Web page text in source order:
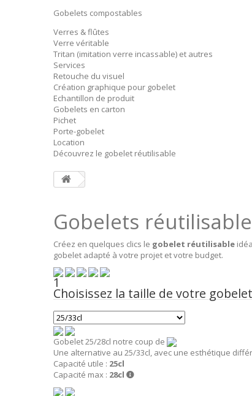
Gobelets compostables
Verres & flûtes
Verre véritable
Tritan (imitation verre incassable) et autres
Services
Retouche du visuel
Création graphique pour gobelet
Echantillon de produit
Gobelets en carton
Pichet
Porte-gobelet
Location
Découvrez le gobelet réutilisable
Gobelets
Créez en quelques clics le gobelet réutilisable
gobelet adapté à votre projet et votre budget.
1
Choisissez la taille de votre
Gobelet 25/28cl notre coup de
Une alternative au 25/33cl, avec une esthétique
Capacité utile : 25cl
Capacité max : 28cl